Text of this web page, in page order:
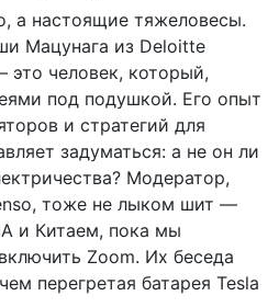
а настоящие тяжеловесы.
Мацунага из Deloitte
это человек, который,
под подушкой. Его опыт
и стратегий для
задуматься: а не он ли
Модератор,
тоже не лыком шит —
и Китаем, пока мы
Zoom. Их беседа
перегретая батарея Tesla